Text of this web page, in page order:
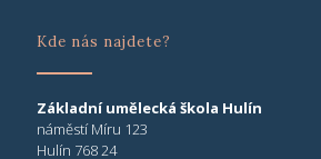
Kde nás najdete?
Základní umělecká škola Hulín
náměstí Míru 123
Hulín 768 24